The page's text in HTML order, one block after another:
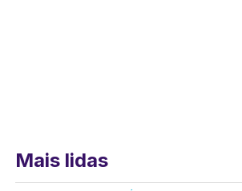
Mais lidas